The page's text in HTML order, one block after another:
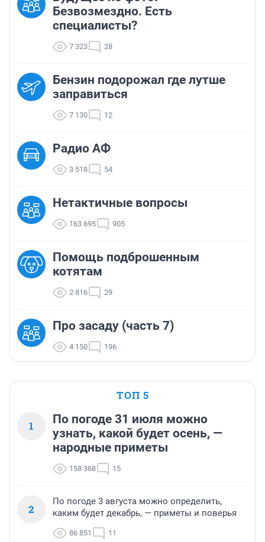
Безвозмездно. Есть
специалисты?
7 323 28
Бензин подорожал где лутше
заправиться
7 130 12
Радио АФ
3 518 54
Нетактичные вопросы
163 695 905
Помощь подброшенным
котятам
2 816 29
Про засаду (часть 7)
4 150 196
ТОП 5
1
По погоде 31 июля можно
узнать, какой будет осень, —
народные приметы
158 368 15
2
По погоде 3 августа можно определить,
каким будет декабрь, — приметы и поверья
86 851 11